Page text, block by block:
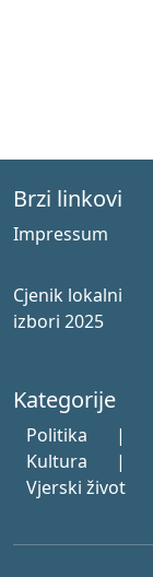
Brzi linkovi
Impressum
Cjenik lokalni
izbori 2025
Kategorije
Politika |
Kultura
|
Vjerski život